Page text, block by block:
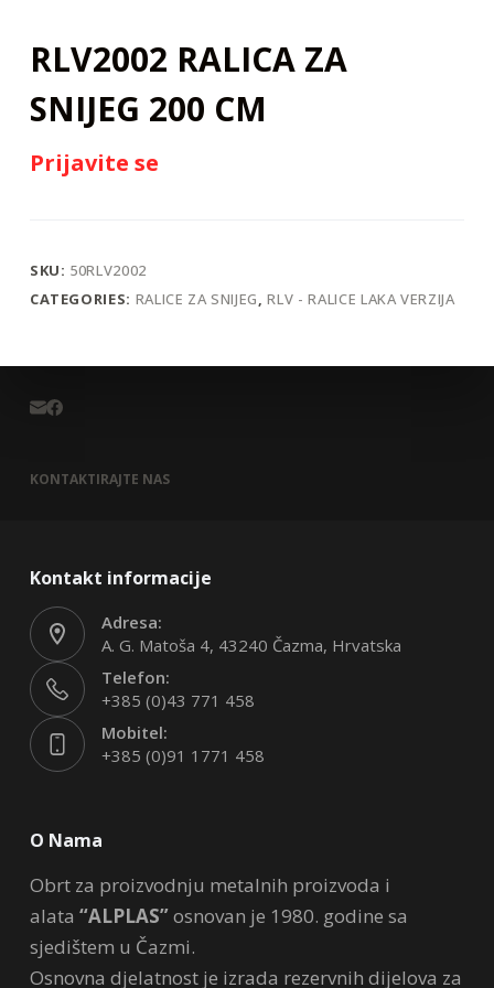
RLV2002 RALICA ZA
SNIJEG 200 CM
Prijavite se
SKU: 50RLV2002
CATEGORIES: RALICE ZA SNIJEG,RLV - RALICE LAKA VERZIJA
KONTAKTIRAJTE NAS
Kontakt informacije
Adresa:
A. G. Matoša 4, 43240 Čazma, Hrvatska
Telefon:
+385 (0)43 771 458
Mobitel:
+385 (0)91 1771 458
O Nama
Obrt za proizvodnju metalnih proizvoda i
alata “ALPLAS”osnovan je 1980. godine sa
sjedištem u Čazmi.
Osnovna djelatnost je izrada rezervnih dijelova za